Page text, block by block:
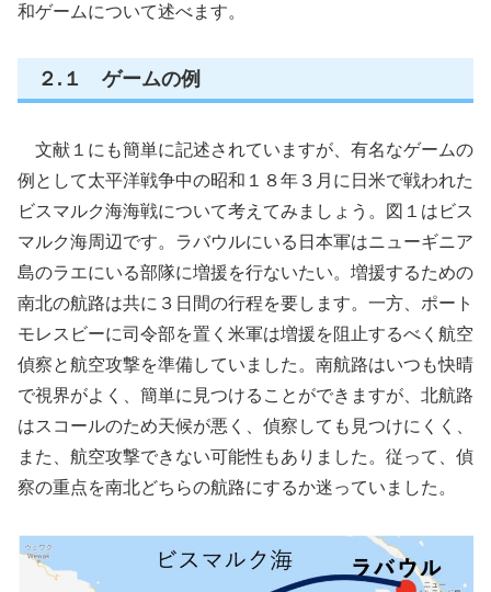
和ゲームについて述べます。
２.１ ゲームの例
文献１にも簡単に記述されていますが、有名なゲームの
例として太平洋戦争中の昭和１８年３月に日米で戦われた
ビスマルク海海戦について考えてみましょう。図１はビス
マルク海周辺です。ラバウルにいる日本軍はニューギニア
島のラエにいる部隊に増援を行ないたい。増援するための
南北の航路は共に３日間の行程を要します。一方、ポート
モレスビーに司令部を置く米軍は増援を阻止するべく航空
偵察と航空攻撃を準備していました。南航路はいつも快晴
で視界がよく、簡単に見つけることができますが、北航路
はスコールのため天候が悪く、偵察しても見つけにくく、
また、航空攻撃できない可能性もありました。従って、偵
察の重点を南北どちらの航路にするか迷っていました。